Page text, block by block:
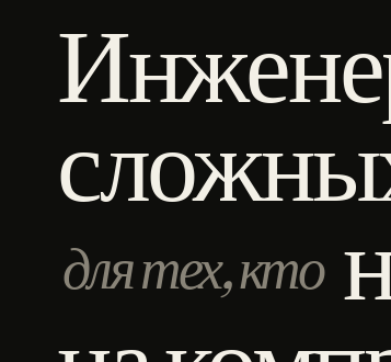
для тех, кто